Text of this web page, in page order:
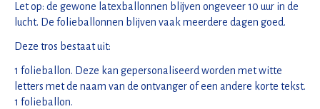
Let op: de gewone latexballonnen blijven ongeveer 10 uur in de
lucht. De folieballonnen blijven vaak meerdere dagen goed.
Deze tros bestaat uit:
1 folieballon. Deze kan gepersonaliseerd worden met witte
letters met de naam van de ontvanger of een andere korte tekst.
1 folieballon.